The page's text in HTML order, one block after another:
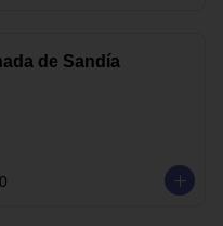
de Sandía